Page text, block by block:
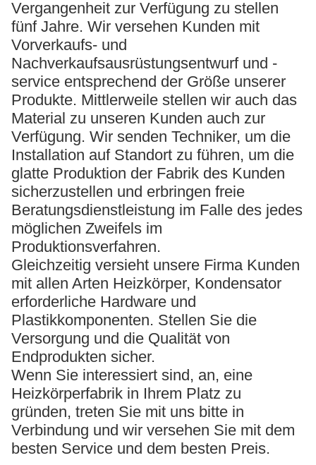
Vergangenheit zur Verfügung zu stellen
fünf Jahre. Wir versehen Kunden mit
Vorverkaufs- und
Nachverkaufsausrüstungsentwurf und -
service entsprechend der Größe unserer
Produkte. Mittlerweile stellen wir auch das
Material zu unseren Kunden auch zur
Verfügung. Wir senden Techniker, um die
Installation auf Standort zu führen, um die
glatte Produktion der Fabrik des Kunden
sicherzustellen und erbringen freie
Beratungsdienstleistung im Falle des jedes
möglichen Zweifels im
Produktionsverfahren.
Gleichzeitig versieht unsere Firma Kunden
mit allen Arten Heizkörper, Kondensator
erforderliche Hardware und
Plastikkomponenten. Stellen Sie die
Versorgung und die Qualität von
Endprodukten sicher.
Wenn Sie interessiert sind, an, eine
Heizkörperfabrik in Ihrem Platz zu
gründen, treten Sie mit uns bitte in
Verbindung und wir versehen Sie mit dem
besten Service und dem besten Preis.